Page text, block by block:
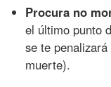
Procura no
el último punto
se te
muerte).